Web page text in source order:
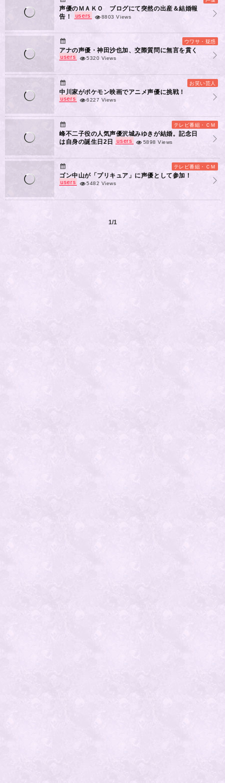
声優のＭＡＫＯ ブログにて突然の出産＆結婚報
告！
users 8803 Views
ウワサ・疑惑
アナの声優・神田沙也加、交際質問に無言を貫く
users 5320 Views
お笑い芸人
中川家がポケモン映画でアニメ声優に挑戦！
users 6227 Views
テレビ番組・ＣＭ
峰不二子役の人気声優沢城みゆきが結婚。記念日
は自身の誕生日2日
users 5898 Views
テレビ番組・ＣＭ
ゴン中山が「プリキュア」に声優として参加！
users 5482 Views
1/1